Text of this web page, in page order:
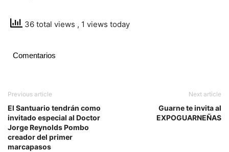
36 total views , 1 views today
Comentarios
Previous article
El Santuario tendrán como
invitado especial al Doctor
Jorge Reynolds Pombo
creador del primer
marcapasos
Next article
Guarne te invita al
EXPOGUARNEÑAS